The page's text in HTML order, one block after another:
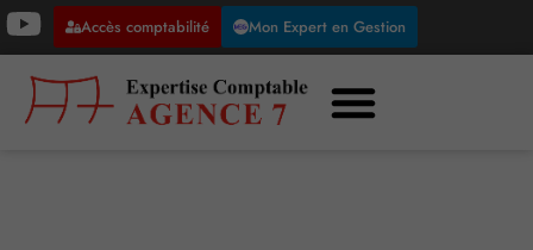
Accès comptabilité Mon Expert en Gestion